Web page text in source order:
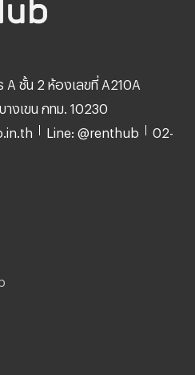
ชั้น 2 ห้องเลขที่ A210A
งเขน กทม. 10230
Line: @renthub 02-